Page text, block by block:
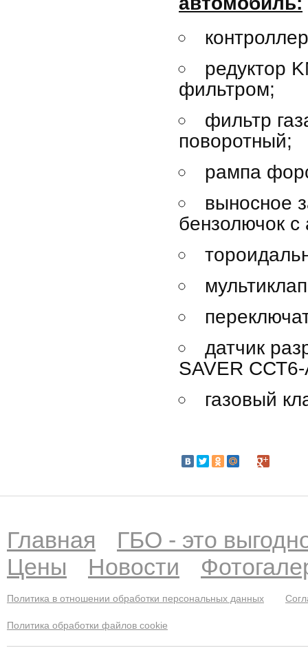
редуктор
фильтром;
фильтр
поворотный;
рампа
выносное
бензолючок
датчик
SAVER
газовый
Главная
ГБО - это
Цены
Новости
Политика в отношении обработки персональных данных
Политика обработки файлов cookie